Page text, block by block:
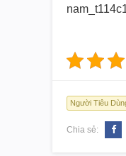
Người Tiêu
Chia sẻ: